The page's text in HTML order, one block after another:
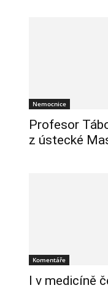
Nemocnice
Profesor
z ústecké
Komentáře
I v medicíně